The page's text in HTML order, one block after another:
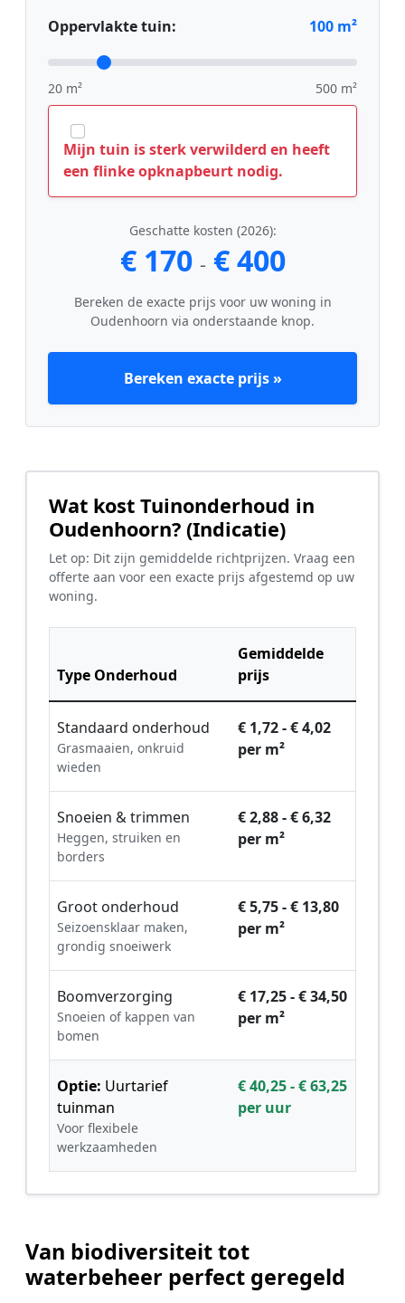
Oppervlakte tuin: 100 m²
20 m² 500 m²
Mijn tuin is sterk verwilderd en heeft
een flinke opknapbeurt nodig.
Geschatte kosten (2026):
€ 170 - € 400
Bereken de exacte prijs voor uw woning in
Oudenhoorn via onderstaande knop.
Bereken exacte prijs »
Wat kost Tuinonderhoud in
Oudenhoorn? (Indicatie)
Let op: Dit zijn gemiddelde richtprijzen. Vraag een
offerte aan voor een exacte prijs afgestemd op uw
woning.
Type Onderhoud
Gemiddelde
prijs
Standaard onderhoud
Grasmaaien, onkruid
wieden
€ 1,72 - € 4,02
per m²
Snoeien & trimmen
Heggen, struiken en
borders
€ 2,88 - € 6,32
per m²
Groot onderhoud
Seizoensklaar maken,
grondig snoeiwerk
€ 5,75 - € 13,80
per m²
Boomverzorging
Snoeien of kappen van
bomen
€ 17,25 - € 34,50
per m²
Optie: Uurtarief
tuinman
Voor flexibele
werkzaamheden
€ 40,25 - € 63,25
per uur
Van biodiversiteit tot
waterbeheer perfect geregeld